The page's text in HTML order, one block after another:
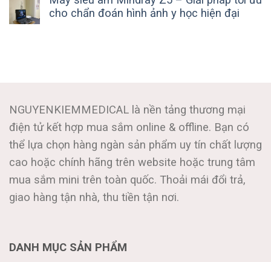
cho chẩn đoán hình ảnh y học hiện đại
NGUYENKIEMMEDICAL là nền tảng thương mại
điện tử kết hợp mua sắm online & offline. Bạn có
thể lựa chọn hàng ngàn sản phẩm uy tín chất lượng
cao hoặc chính hãng trên website hoặc trung tâm
mua sắm mini trên toàn quốc. Thoải mái đổi trả,
giao hàng tận nhà, thu tiền tận nơi.
DANH MỤC SẢN PHẨM